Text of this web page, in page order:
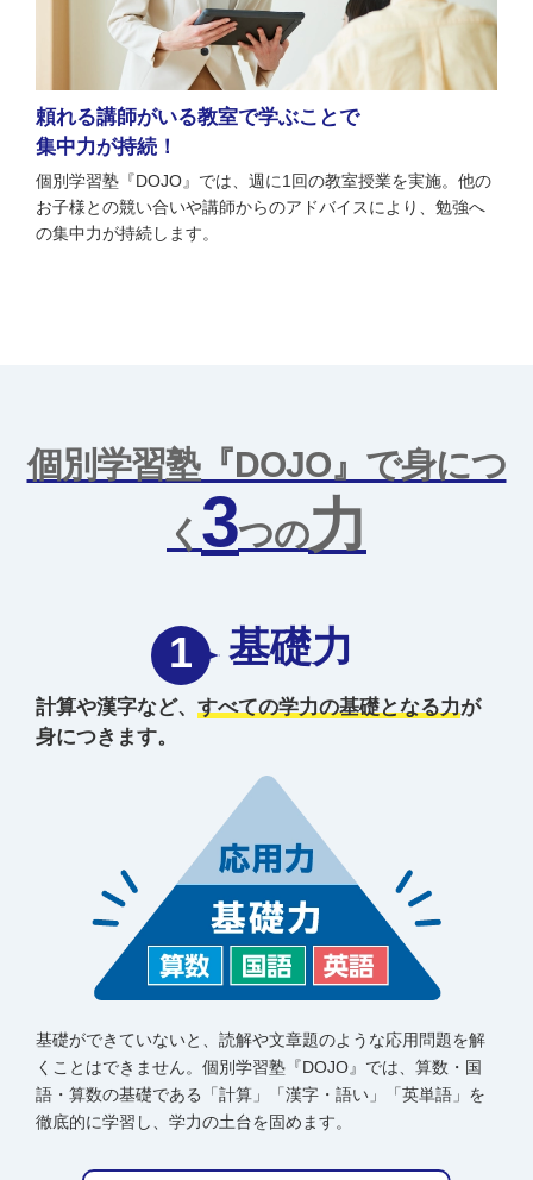
頼れる講師がいる教室で学ぶことで
集中力が持続！
個別学習塾『DOJO』では、週に1回の教室授業を実施。他の
お子様との競い合いや講師からのアドバイスにより、勉強へ
の集中力が持続します。
個別学習塾『DOJO』で身につ
く 3つの力
1 基礎力
計算や漢字など、 すべての学力の基礎となる力が
身につきます。
基礎ができていないと、読解や文章題のような応用問題を解
くことはできません。個別学習塾『DOJO』では、算数・国
語・算数の基礎である「計算」「漢字・語い」「英単語」を
徹底的に学習し、学力の土台を固めます。